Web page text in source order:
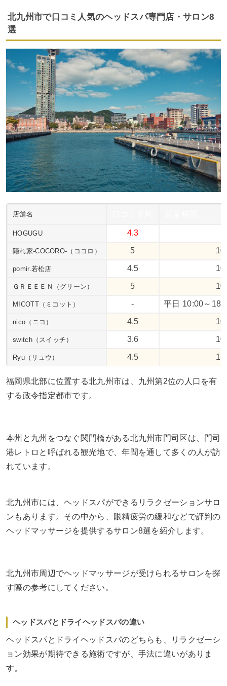
北九州市で口コミ人気のヘッドスパ専門店・サロン8
選
店舗名
HOGUGU 4.3
隠れ家-COCORO-（ココロ） 5
pomir.若松店 4.5
ＧＲＥＥＥＮ（グリーン） 5
MICOTT（ミコット） - 平日 10:00～
nico（ニコ） 4.5
switch（スイッチ） 3.6
Ryu（リュウ） 4.5
福岡県北部に位置する北九州市は、九州第2位の人口を有
する政令指定都市です。
本州と九州をつなぐ関門橋がある北九州市門司区は、門司
港レトロと呼ばれる観光地で、年間を通して多くの人が訪
れています。
北九州市には、ヘッドスパができるリラクゼーションサロ
ンもあります。その中から、眼精疲労の緩和などで評判の
ヘッドマッサージを提供するサロン8選を紹介します。
北九州市周辺でヘッドマッサージが受けられるサロンを探
す際の参考にしてください。
ヘッドスパとドライヘッドスパの違い
ヘッドスパとドライヘッドスパのどちらも、リラクゼーシ
ョン効果が期待できる施術ですが、手法に違いがありま
す。